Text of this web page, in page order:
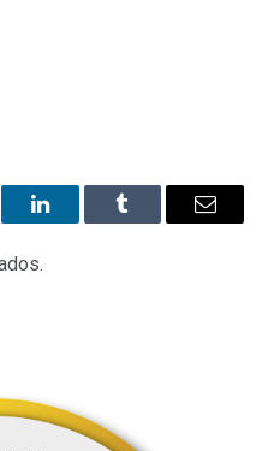
LinkedInTumblr
E-